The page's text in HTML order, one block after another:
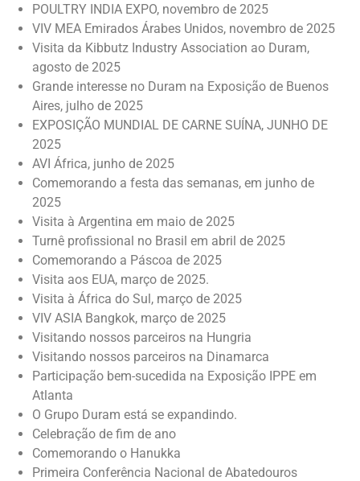
POULTRY INDIA EXPO, novembro de 2025
VIV MEA Emirados Árabes Unidos, novembro de 2025
Visita da Kibbutz Industry Association ao Duram,
agosto de 2025
Grande interesse no Duram na Exposição de Buenos
Aires, julho de 2025
EXPOSIÇÃO MUNDIAL DE CARNE SUÍNA, JUNHO DE
2025
AVI África, junho de 2025
Comemorando a festa das semanas, em junho de
2025
Visita à Argentina em maio de 2025
Turnê profissional no Brasil em abril de 2025
Comemorando a Páscoa de 2025
Visita aos EUA, março de 2025.
Visita à África do Sul, março de 2025
VIV ASIA Bangkok, março de 2025
Visitando nossos parceiros na Hungria
Visitando nossos parceiros na Dinamarca
Participação bem-sucedida na Exposição IPPE em
Atlanta
O Grupo Duram está se expandindo.
Celebração de fim de ano
Comemorando o Hanukka
Primeira Conferência Nacional de Abatedouros